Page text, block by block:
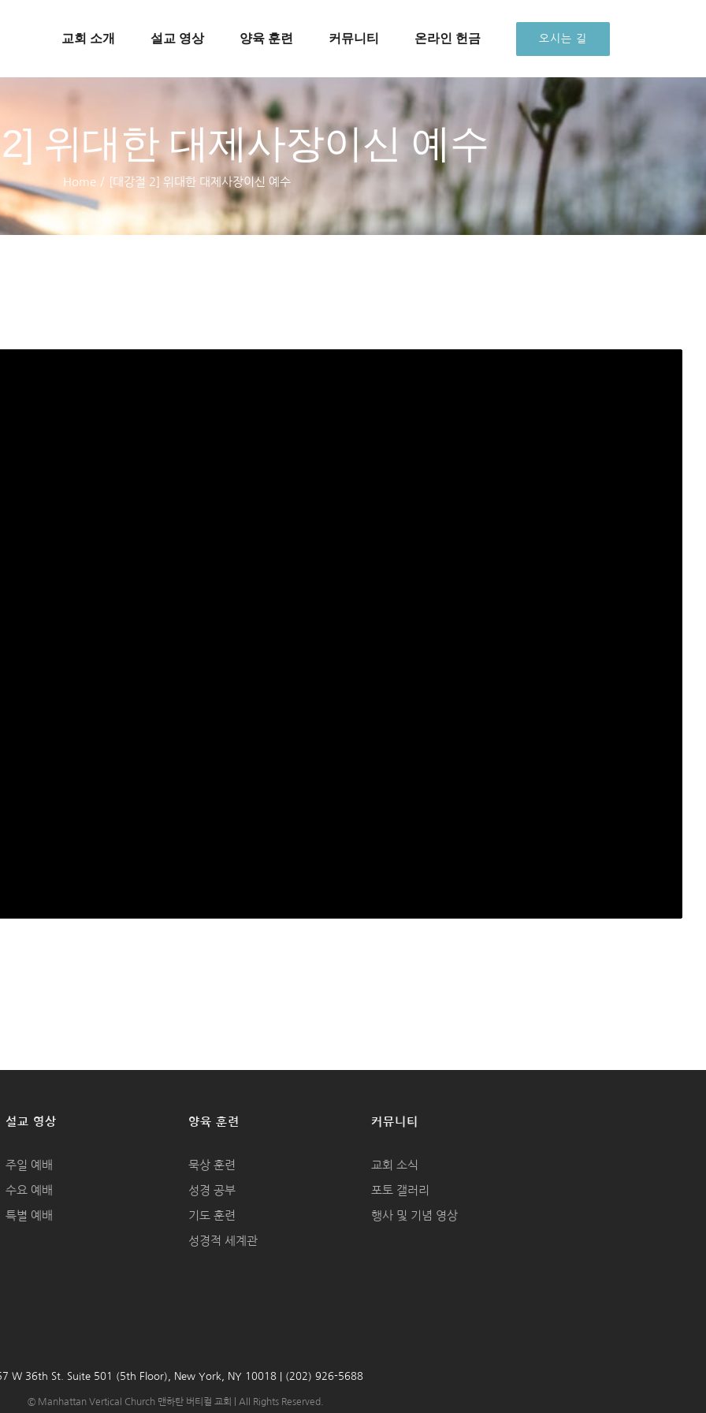
교회 소개 설교 영상 양육 훈련 커뮤니티 온라인 헌금 오시는 길
위대한 대제사장이신 예수
Home / [대강절 2] 위대한 대제사장이신 예수
설교 영상
주일 예배
수요 예배
특별 예배
양육 훈련
묵상 훈련
성경 공부
기도 훈련
성경적 세계관
커뮤니티
교회 소식
포토 갤러리
행사 및 기념 영상
W 36th St. Suite 501 (5th Floor), New York, NY 10018 | (202) 926-5688
© Manhattan Vertical Church 맨하탄 버티컬 교회 | All Rights Reserved.